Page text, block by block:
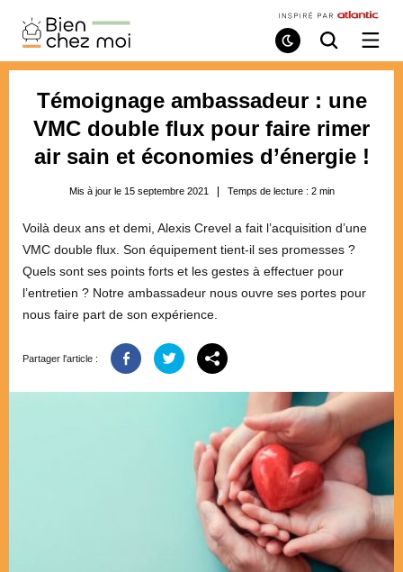
Bien
Chez
Moi
Mode
de
Recherche
/
Témoignage ambassadeur : une
VMC double flux pour faire rimer
air sain et économies d’énergie !
Mis à jour le 15 septembre 2021 Temps de lecture : 2 min
Voilà deux ans et demi, Alexis Crevel a fait l’acquisition d’une
VMC double flux. Son équipement tient-il ses promesses ?
Quels sont ses points forts et les gestes à effectuer pour
l’entretien ? Notre ambassadeur nous ouvre ses portes pour
nous faire part de son expérience.
Partager l'article :